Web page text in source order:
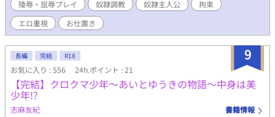
攻め×大切な物を守るためなら身を引いて自分を犠牲にするタイ
プの受けの、秘密だらけの無自覚追いかけっこラブロマンス。 ◆
一文紹介 頭の回る小柄な受けが、攻めの一途な愛に身も心も翻弄
されつつも気持ちを隠して、力尽くでハッピーエンドを勝ち取る
お話。
連れて来られる。それをヴェルタが「人形」として引き取った。
カマルが逆らうと出身国に攻め入ると脅されている。 思いついた
ネタ（行為）から書いているので、後々、設定に関する話も追加
していくかもしれません また、同じ理由により後日順番が前後す
るかもしれません
陵辱・屈辱プレイ 奴隷調教 奴隷主人公
拘束
エロ重視
お仕置き
9
長編 完結 R18
お気に入り : 556 24h.ポイント : 21
【完結】クロクマ少年～あいとゆうきの物語～中身は美
少年!?
志麻友紀 書籍情報